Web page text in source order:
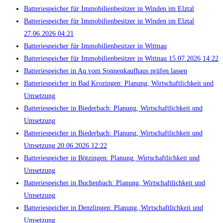
Batteriespeicher für Immobilienbesitzer in Winden im Elztal
Batteriespeicher für Immobilienbesitzer in Winden im Elztal
27.06.2026 04:21
Batteriespeicher für Immobilienbesitzer in Wittnau
Batteriespeicher für Immobilienbesitzer in Wittnau 15.07.2026 14:22
Batteriespeicher in Au vom Sonnenkaufhaus prüfen lassen
Batteriespeicher in Bad Krozingen: Planung, Wirtschaftlichkeit und
Umsetzung
Batteriespeicher in Biederbach: Planung, Wirtschaftlichkeit und
Umsetzung
Batteriespeicher in Biederbach: Planung, Wirtschaftlichkeit und
Umsetzung 20.06.2026 12:22
Batteriespeicher in Bötzingen: Planung, Wirtschaftlichkeit und
Umsetzung
Batteriespeicher in Buchenbach: Planung, Wirtschaftlichkeit und
Umsetzung
Batteriespeicher in Denzlingen: Planung, Wirtschaftlichkeit und
Umsetzung